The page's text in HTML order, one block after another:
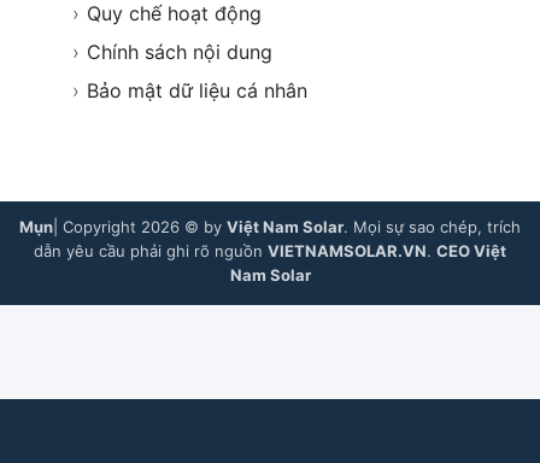
› Quy chế hoạt động
› Chính sách nội dung
› Bảo mật dữ liệu cá nhân
Mụn | Copyright 2026 © by Việt Nam Solar. Mọi sự sao chép, trích
dẫn yêu cầu phải ghi rõ nguồn VIETNAMSOLAR.VN. CEO Việt
Nam Solar